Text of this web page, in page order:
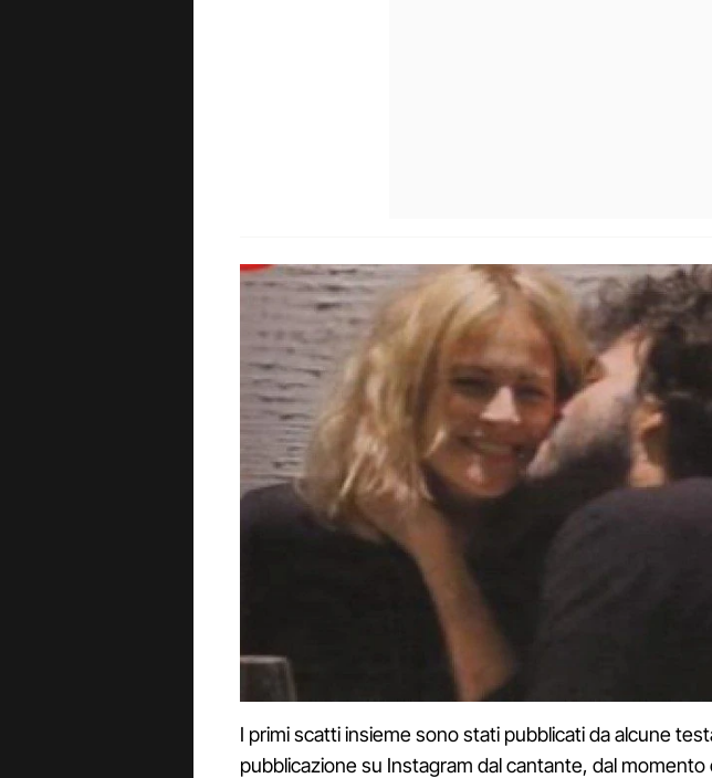
I primi scatti insieme sono stati pubblicati da alcune
pubblicazione su Instagram dal cantante, dal momento